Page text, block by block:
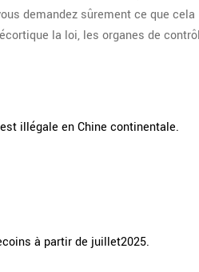
demandez sûrement ce que cela
la loi, les organes de
illégale en Chine continentale.
à partir de juillet2025.